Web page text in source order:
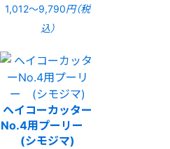
1,012〜9,790円（税
込）
ヘイコーカッター
No.4用プーリー
(シモジマ)